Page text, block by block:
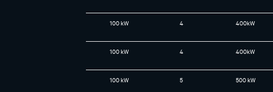
100 kW 4 400kW
100 kW 4 400kW
100 kW 5 500 kW